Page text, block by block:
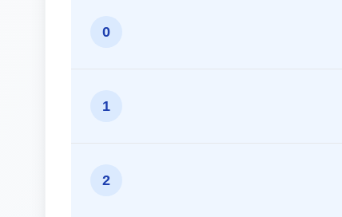
0
1
2